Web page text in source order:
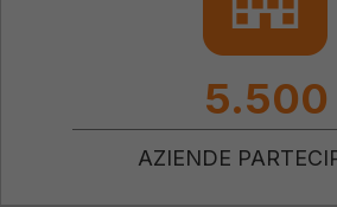
5.500
AZIENDE